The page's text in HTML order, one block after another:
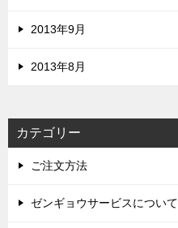
2013年9月
2013年8月
カテゴリー
ご注文方法
ゼンギョウサービスについて